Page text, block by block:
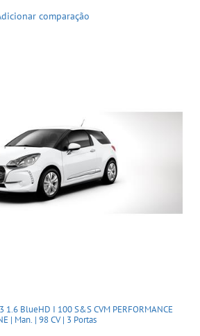
comparação
1.6 BlueHD I 100 S&S CVM PERFORMANCE
| Man. | 98 CV | 3 Portas